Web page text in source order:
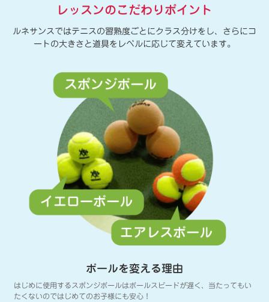
レッスンのこだわりポイント
ルネサンスではテニスの習熟度ごとにクラス分けをし、さらにコ
ートの大きさと道具をレベルに応じて変えています。
ボールを変える理由
はじめに使用するスポンジボールはボールスピードが遅く、当たってもい
たくないのではじめてのお子様にも安心！